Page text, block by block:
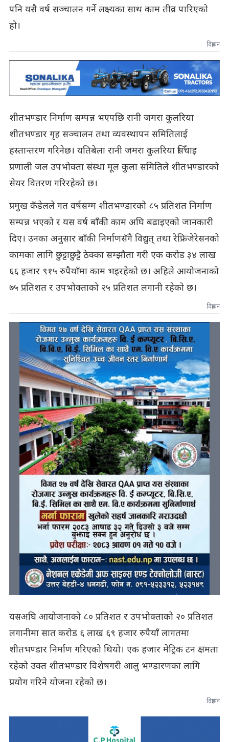
पनि यसै वर्ष सञ्चालन गर्ने लक्ष्यका साथ काम तीव्र पारिएको
हो।
विज्ञापन
शीतभण्डार निर्माण सम्पन्न भएपछि रानी जमरा कुलरिया
शीतभण्डार गृह सञ्चालन तथा व्यवस्थापन समितिलाई
हस्तान्तरण गरिनेछ। यतिबेला रानी जमरा कुलरिया सिँचाइ
प्रणाली जल उपभोक्ता संस्था मूल कुला समितिले शीतभण्डारको
सेयर वितरण गरिरहेको छ।
प्रमुख कँडेलले गत वर्षसम्म शीतभण्डारको ८५ प्रतिशत निर्माण
सम्पन्न भएको र यस वर्ष बाँकी काम अघि बढाइएको जानकारी
दिए। उनका अनुसार बाँकी निर्माणसँगै विद्युत् तथा रेफ्रिजेरेसनको
कामका लागि छुट्टाछुट्टै ठेक्का सम्झौता गरी एक करोड ३४ लाख
६६ हजार ९१५ रुपैयाँमा काम भइरहेको छ। अहिले आयोजनाको
७५ प्रतिशत र उपभोक्ताको २५ प्रतिशत लगानी रहेको छ।
विज्ञापन
यसअघि आयोजनाको ८० प्रतिशत र उपभोक्ताको २० प्रतिशत
लगानीमा सात करोड ६ लाख ६९ हजार रुपैयाँ लागतमा
शीतभण्डार निर्माण गरिएको थियो। एक हजार मेट्रिक टन क्षमता
रहेको उक्त शीतभण्डार विशेषगरी आलु भण्डारणका लागि
प्रयोग गरिने योजना रहेको छ।
विज्ञापन